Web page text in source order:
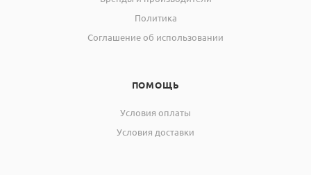
Политика
Соглашение об использовании
ПОМОЩЬ
Условия оплаты
Условия доставки